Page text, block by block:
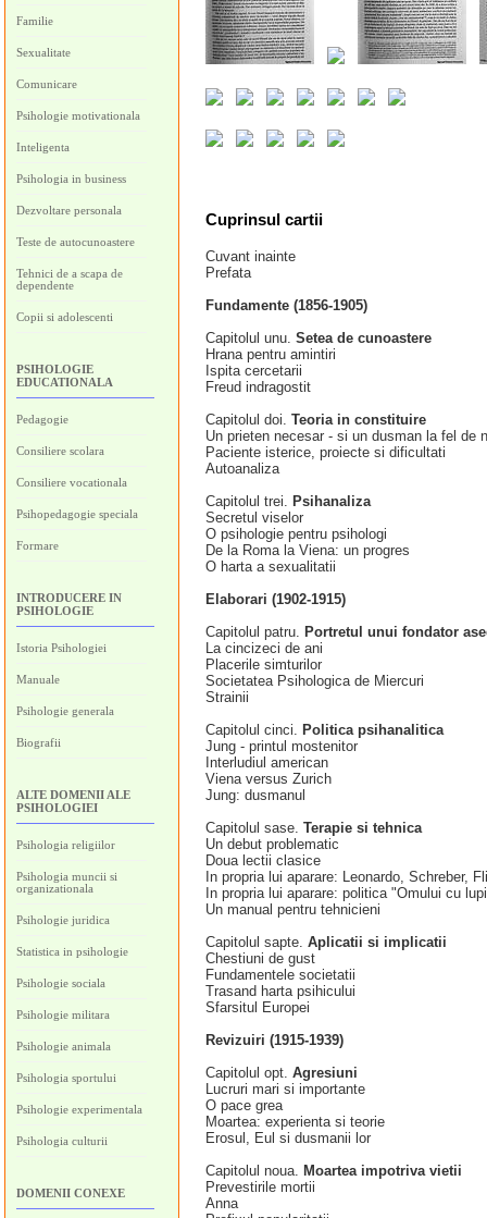
Familie
Sexualitate
Comunicare
Psihologie motivationala
Inteligenta
Psihologia in business
Dezvoltare personala
Teste de autocunoastere
Tehnici de a scapa de
dependente
Copii si adolescenti
PSIHOLOGIE
EDUCATIONALA
Pedagogie
Consiliere scolara
Consiliere vocationala
Psihopedagogie speciala
Formare
INTRODUCERE IN
PSIHOLOGIE
Istoria Psihologiei
Manuale
Psihologie generala
Biografii
ALTE DOMENII ALE
PSIHOLOGIEI
Psihologia religiilor
Psihologia muncii si
organizationala
Psihologie juridica
Statistica in psihologie
Psihologie sociala
Psihologie militara
Psihologie animala
Psihologia sportului
Psihologie experimentala
Psihologia culturii
DOMENII CONEXE
Cuprinsul cartii
Cuvant inainte
Prefata
Fundamente (1856-1905)
Capitolul unu. Setea de cunoastere
Hrana pentru amintiri
Ispita cercetarii
Freud indragostit
Capitolul doi. Teoria in constituire
Un prieten necesar - si un dusman la fel de
Paciente isterice, proiecte si dificultati
Autoanaliza
Capitolul trei. Psihanaliza
Secretul viselor
O psihologie pentru psihologi
De la Roma la Viena: un progres
O harta a sexualitatii
Elaborari (1902-1915)
Capitolul patru. Portretul unui fondator
La cincizeci de ani
Placerile simturilor
Societatea Psihologica de Miercuri
Strainii
Capitolul cinci. Politica psihanalitica
Jung - printul mostenitor
Interludiul american
Viena versus Zurich
Jung: dusmanul
Capitolul sase. Terapie si tehnica
Un debut problematic
Doua lectii clasice
In propria lui aparare: Leonardo, Schreber,
In propria lui aparare: politica "Omului cu
Un manual pentru tehnicieni
Capitolul sapte. Aplicatii si implicatii
Chestiuni de gust
Fundamentele societatii
Trasand harta psihicului
Sfarsitul Europei
Revizuiri (1915-1939)
Capitolul opt. Agresiuni
Lucruri mari si importante
O pace grea
Moartea: experienta si teorie
Erosul, Eul si dusmanii lor
Capitolul noua. Moartea impotriva vietii
Prevestirile mortii
Anna